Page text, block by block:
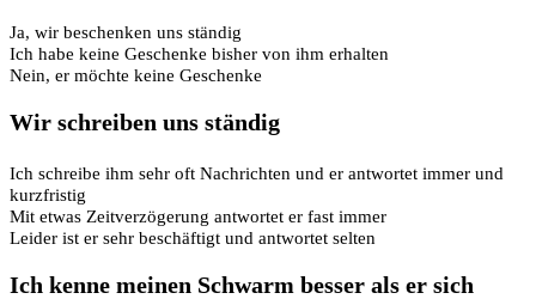
Ja, wir beschenken uns ständig
Ich habe keine Geschenke bisher von ihm erhalten
Nein, er möchte keine Geschenke
Wir schreiben uns ständig
Ich schreibe ihm sehr oft Nachrichten und er antwortet immer und
kurzfristig
Mit etwas Zeitverzögerung antwortet er fast immer
Leider ist er sehr beschäftigt und antwortet selten
Ich kenne meinen Schwarm besser als er sich